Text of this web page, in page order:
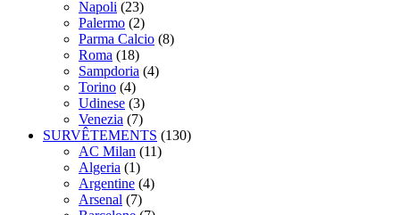
Napoli (23)
Palermo (2)
Parma Calcio (8)
Roma (18)
Sampdoria (4)
Torino (4)
Udinese (3)
Venezia (7)
SURVÊTEMENTS (130)
AC Milan (11)
Algeria (1)
Argentine (4)
Arsenal (7)